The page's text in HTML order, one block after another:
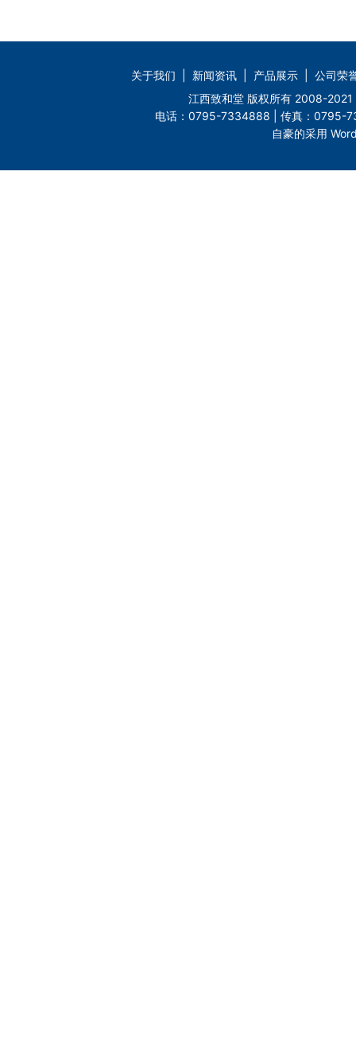
关于我们 新闻资讯 产品展示
公司荣
江西致和堂 版权所有 2008-
电话：0795-7334888 | 传真：0795-
自豪的采用